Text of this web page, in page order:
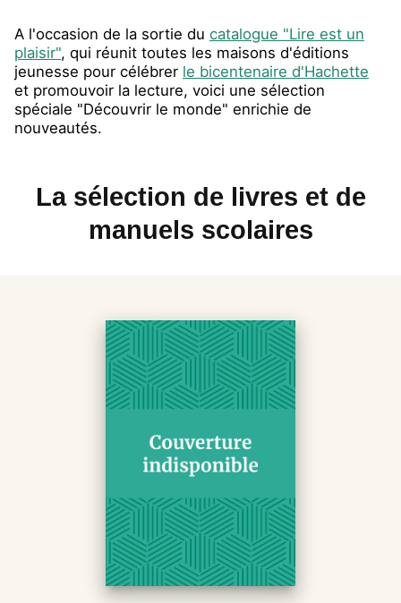
A l'occasion de la sortie du catalogue "Lire est un
plaisir", qui réunit toutes les maisons d'éditions
jeunesse pour célébrer le bicentenaire d'Hachette
et promouvoir la lecture, voici une sélection
spéciale "Découvrir le monde" enrichie de
nouveautés.
La sélection de livres et de
manuels scolaires